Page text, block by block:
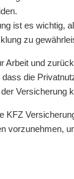
ist es wichtig,
zu
Arbeit und
die
Versicherung
KFZ
vorzunehmen,